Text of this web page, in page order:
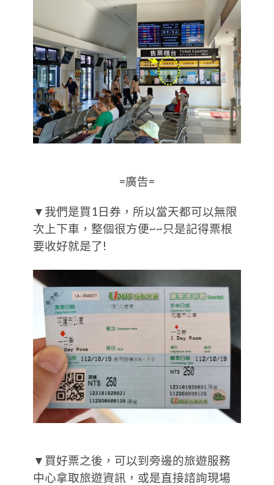
=廣告=
▼我們是買1日券，所以當天都可以無限
次上下車，整個很方便~~只是記得票根
要收好就是了!
▼買好票之後，可以到旁邊的旅遊服務
中心拿取旅遊資訊，或是直接諮詢現場